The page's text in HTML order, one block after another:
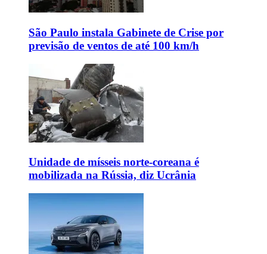
São Paulo instala Gabinete de Crise por
previsão de ventos de até 100 km/h
Unidade de mísseis norte-coreana é
mobilizada na Rússia, diz Ucrânia